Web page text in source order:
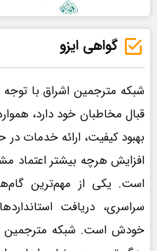
گواهی ایزو
شبکه مترجمین اشراق با
قبال مخاطبان خود دارد،
بهبود کیفیت، ارائه خدمات در
افزایش هرچه بیشتر اعتماد
است. یکی از مهم‌ترین
سراسری، دریافت
خودش است. شبکه مترجمین